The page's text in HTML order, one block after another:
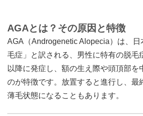
AGAとは？その原因と特徴
AGA（Androgenetic Alopecia）は、
毛症」と訳される、男性に特有の脱毛
以降に発症し、額の生え際や頭頂部を
のが特徴です。放置すると進行し、最
薄毛状態になることもあります。